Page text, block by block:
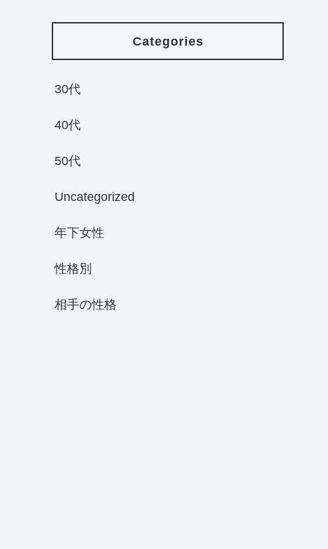
Categories
30代
40代
50代
Uncategorized
年下女性
性格別
相手の性格